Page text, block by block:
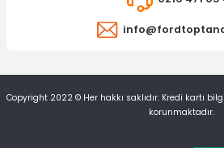
Radyatör Deflektörü Connect Sol
Copyright 2022 © Her hakkı saklıdır. Kredi kartı
korunmaktadır.